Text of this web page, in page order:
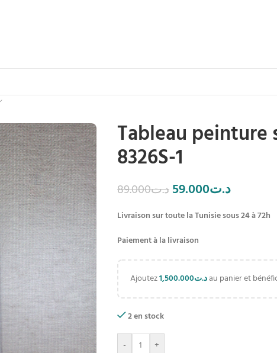
Tableau peinture
8326S-1
د.ت89.000 د.ت59.000
Livraison sur toute la Tunisie sous 24 à 72h
Paiement à la livraison
Ajoutez د.ت1,500.000 au panier et
2 en stock
- +